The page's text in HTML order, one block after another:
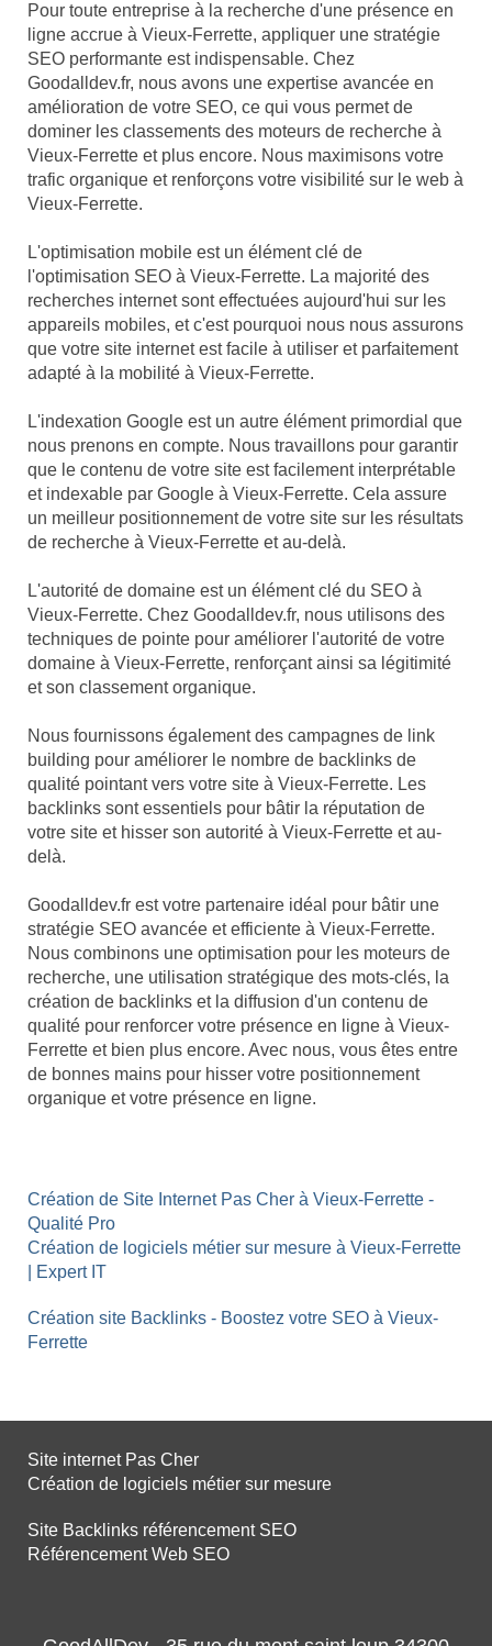
Pour toute entreprise à la recherche d'une présence en
ligne accrue à Vieux-Ferrette, appliquer une stratégie
SEO performante est indispensable. Chez
Goodalldev.fr, nous avons une expertise avancée en
amélioration de votre SEO, ce qui vous permet de
dominer les classements des moteurs de recherche à
Vieux-Ferrette et plus encore. Nous maximisons votre
trafic organique et renforçons votre visibilité sur le web à
Vieux-Ferrette.
L'optimisation mobile est un élément clé de
l'optimisation SEO à Vieux-Ferrette. La majorité des
recherches internet sont effectuées aujourd'hui sur les
appareils mobiles, et c'est pourquoi nous nous assurons
que votre site internet est facile à utiliser et parfaitement
adapté à la mobilité à Vieux-Ferrette.
L'indexation Google est un autre élément primordial que
nous prenons en compte. Nous travaillons pour garantir
que le contenu de votre site est facilement interprétable
et indexable par Google à Vieux-Ferrette. Cela assure
un meilleur positionnement de votre site sur les résultats
de recherche à Vieux-Ferrette et au-delà.
L'autorité de domaine est un élément clé du SEO à
Vieux-Ferrette. Chez Goodalldev.fr, nous utilisons des
techniques de pointe pour améliorer l'autorité de votre
domaine à Vieux-Ferrette, renforçant ainsi sa légitimité
et son classement organique.
Nous fournissons également des campagnes de link
building pour améliorer le nombre de backlinks de
qualité pointant vers votre site à Vieux-Ferrette. Les
backlinks sont essentiels pour bâtir la réputation de
votre site et hisser son autorité à Vieux-Ferrette et au-
delà.
Goodalldev.fr est votre partenaire idéal pour bâtir une
stratégie SEO avancée et efficiente à Vieux-Ferrette.
Nous combinons une optimisation pour les moteurs de
recherche, une utilisation stratégique des mots-clés, la
création de backlinks et la diffusion d'un contenu de
qualité pour renforcer votre présence en ligne à Vieux-
Ferrette et bien plus encore. Avec nous, vous êtes entre
de bonnes mains pour hisser votre positionnement
organique et votre présence en ligne.
Création de Site Internet Pas Cher à Vieux-Ferrette -
Qualité Pro
Création de logiciels métier sur mesure à Vieux-Ferrette
| Expert IT
Création site Backlinks - Boostez votre SEO à Vieux-
Ferrette
Site internet Pas Cher
Création de logiciels métier sur mesure
Site Backlinks référencement SEO
Référencement Web SEO